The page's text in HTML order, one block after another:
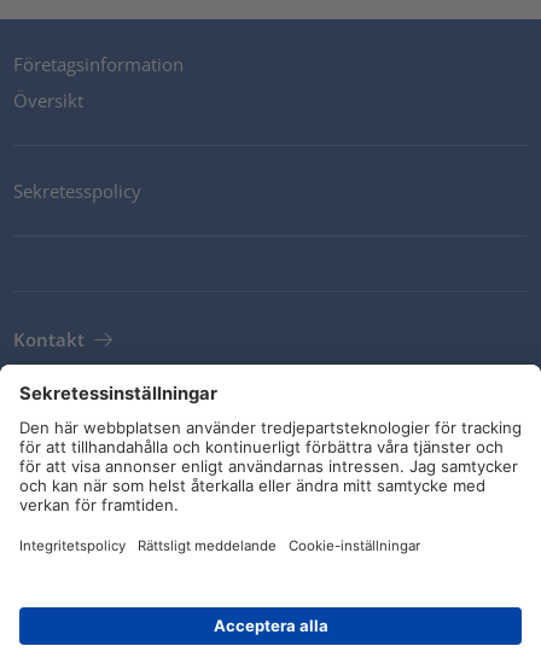
Företagsinformation
Översikt
Sekretesspolicy
Kontakt
Leveransvillkor
Riktlinjer och åtaganden
Sociala medier